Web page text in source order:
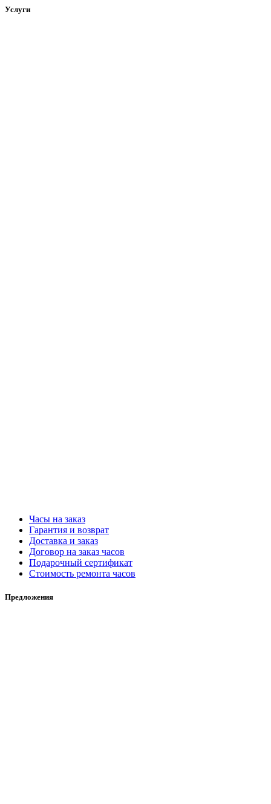
Услуги
Часы на заказ
Гарантия и возврат
Доставка и заказ
Договор на заказ часов
Подарочный сертификат
Стоимость ремонта часов
Предложения